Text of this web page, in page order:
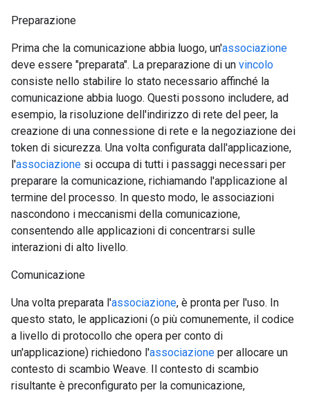
Preparazione
Prima che la comunicazione abbia luogo, un'associazione
deve essere "preparata". La preparazione di un vincolo
consiste nello stabilire lo stato necessario affinché la
comunicazione abbia luogo. Questi possono includere, ad
esempio, la risoluzione dell'indirizzo di rete del peer, la
creazione di una connessione di rete e la negoziazione dei
token di sicurezza. Una volta configurata dall'applicazione,
l'associazione si occupa di tutti i passaggi necessari per
preparare la comunicazione, richiamando l'applicazione al
termine del processo. In questo modo, le associazioni
nascondono i meccanismi della comunicazione,
consentendo alle applicazioni di concentrarsi sulle
interazioni di alto livello.
Comunicazione
Una volta preparata l'associazione, è pronta per l'uso. In
questo stato, le applicazioni (o più comunemente, il codice
a livello di protocollo che opera per conto di
un'applicazione) richiedono l'associazione per allocare un
contesto di scambio Weave. Il contesto di scambio
risultante è preconfigurato per la comunicazione,